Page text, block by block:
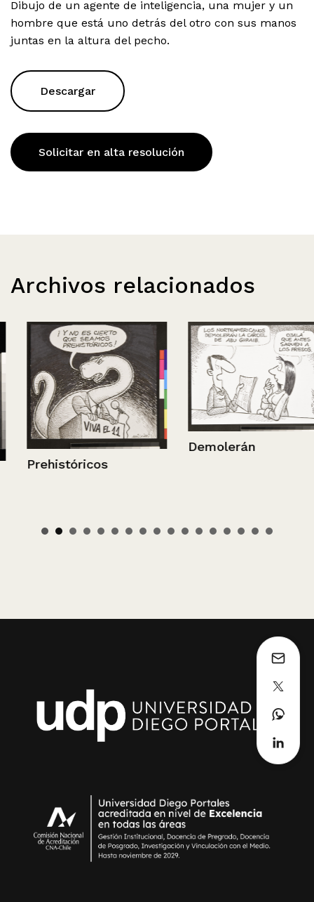
Dibujo de un agente de inteligencia, una mujer y un
hombre que está uno detrás del otro con sus manos
juntas en la altura del pecho.
Descargar
Solicitar en alta resolución
Archivos relacionados
Prehistóricos
Demolerán